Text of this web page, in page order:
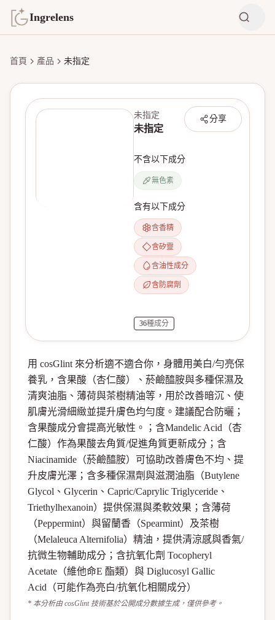
Ingrelens
首頁 產品 未指定
分享
未指定
未指定
不含以下成分
無色素
含有以下成分
含香精
含矽靈
含油性成分
含防腐劑
36種成分
用 cosGlint 來分析適不適合你，身體用美白/勻亮保
養乳，含果酸（杏仁酸）、菸鹼醯胺與多種保濕及
清爽油脂、薄荷與茶樹精油等，用於改善暗沉、使
肌膚光滑細緻並提升膚色均勻度。建議配合防曬；
含果酸成分會提高光敏性。；含Mandelic Acid（杏
仁酸）作為果酸去角質/促進角質更新成分；含
Niacinamide（菸鹼醯胺）可協助改善膚色不均、提
升皮膚光澤；含多種保濕劑與滋潤油脂（Butylene
Glycol、Glycerin、Capric/Caprylic Triglyceride、
Triethylhexanoin）提供保濕與柔軟效果；含薄荷
（Peppermint）與留蘭香（Spearmint）及茶樹
（Melaleuca Alternifolia）精油，提供清涼感與香氣/
抗微生物輔助成分；含抗氧化劑 Tocopheryl
Acetate（維他命E 酯類）與 Diglucosyl Gallic
Acid（可能作為亮白/抗氧化相關成分）
* 本分析由 cosGlint 技術基於公開成分數據生成，僅供參考。